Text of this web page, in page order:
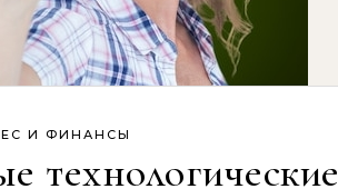
И ФИНАНСЫ
технологические